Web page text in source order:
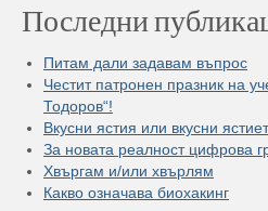
Последни
Питам дали задавам въпрос
Честит патронен празник на
Тодоров“!
Вкусни ястия или вкусни
За новата реалност цифрова
Хвъргам и/или хвърлям
Какво означава биохакинг